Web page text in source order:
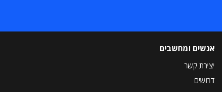
אנשים ומחשבים
יצירת קשר
דרושים